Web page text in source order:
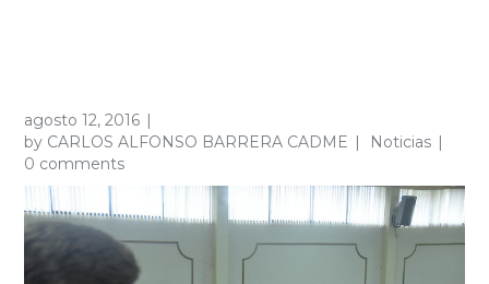
agosto 12, 2016
by CARLOS ALFONSO BARRERA CADME
Noticias
0 comments